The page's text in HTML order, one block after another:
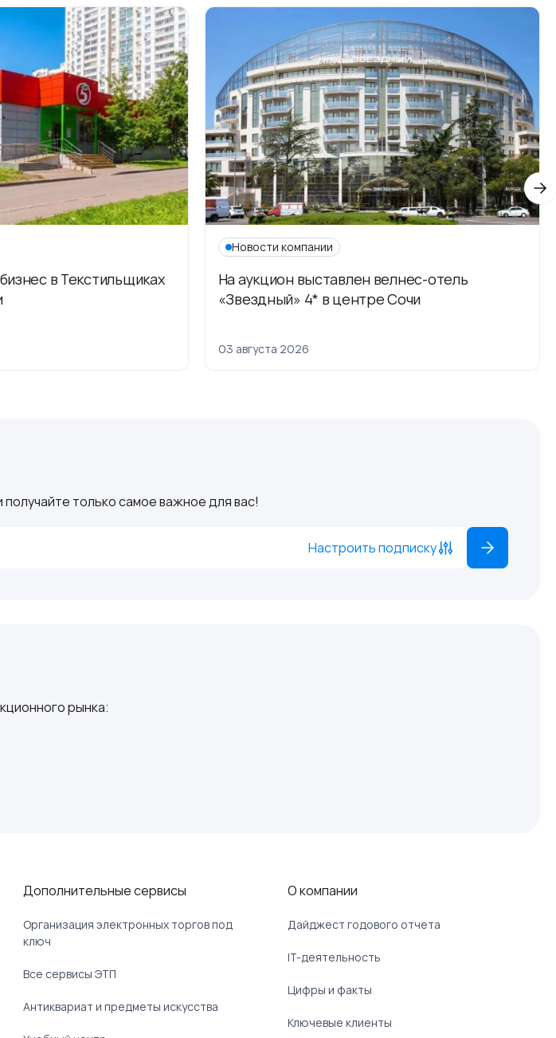
в Текстильщиках
Новости компании
На аукцион выставлен велнес-отель
«Звездный» 4* в центре Сочи
03 августа 2026
только самое важное для вас!
Настроить подписку
рынка:
Дополнительные сервисы
Организация электронных торгов под
ключ
Все сервисы ЭТП
Антиквариат и предметы искусства
О компании
Дайджест годового отчета
IT-деятельность
Цифры и факты
Ключевые клиенты